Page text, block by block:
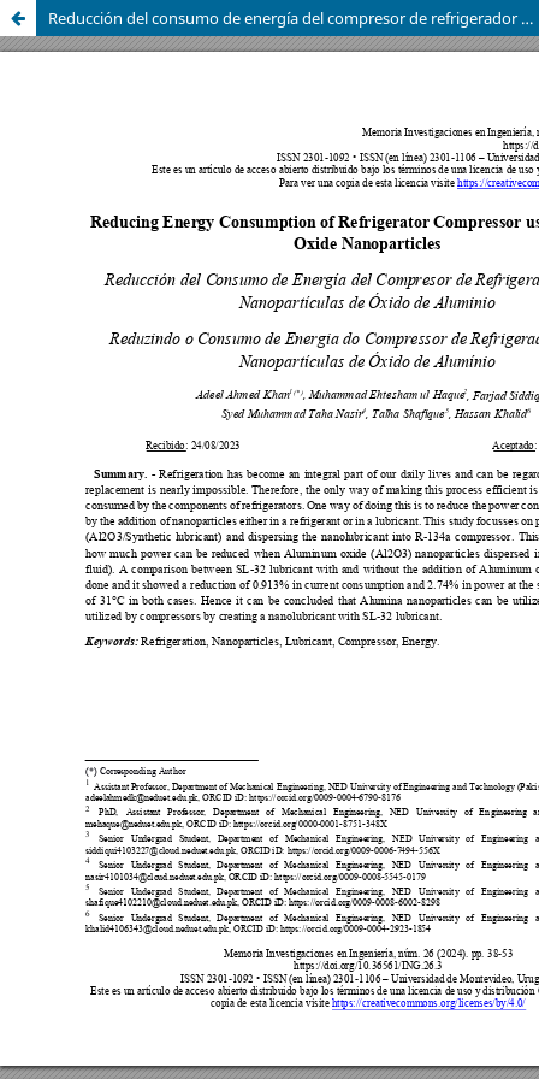
Reducción del consumo de energía del compresor de refrigerador mediante nanopartículas de óxido de aluminio